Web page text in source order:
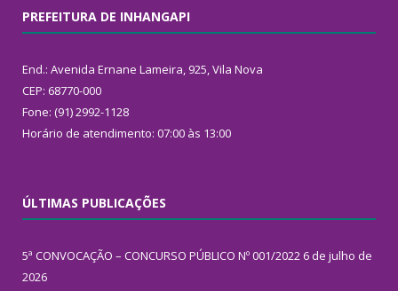
PREFEITURA DE INHANGAPI
End.: Avenida Ernane Lameira, 925, Vila Nova
CEP: 68770-000
Fone: (91) 2992-1128
Horário de atendimento: 07:00 às 13:00
ÚLTIMAS PUBLICAÇÕES
5ª CONVOCAÇÃO – CONCURSO PÚBLICO Nº 001/2022 6 de julho de
2026